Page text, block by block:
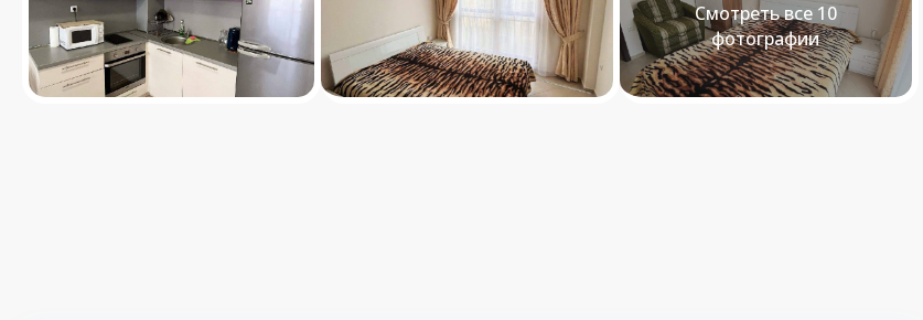
Смотреть все 10
фотографии